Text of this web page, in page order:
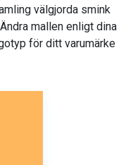
välgjorda smink
mallen enligt dina
för ditt varumärke